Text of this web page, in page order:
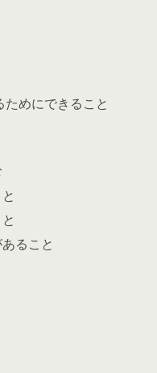
めにできること
ること